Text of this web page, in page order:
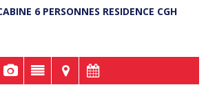
6 PERSONNES RESIDENCE CGH